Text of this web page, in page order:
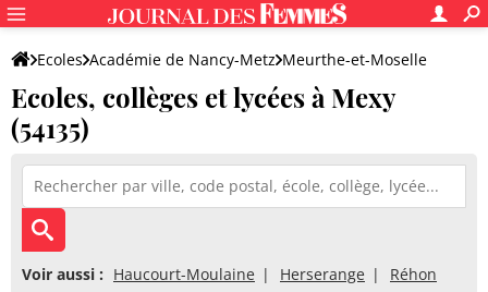
Ecoles Académie de Nancy-Metz Meurthe-et-Moselle
Ecoles, collèges et lycées à Mexy
(54135)
Voir aussi : Haucourt-Moulaine Herserange Réhon